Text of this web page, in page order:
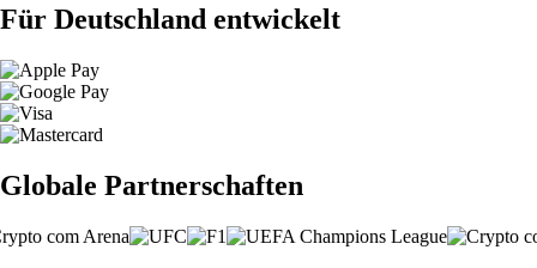
Für Deutschland entwickelt
Globale Partnerschaften